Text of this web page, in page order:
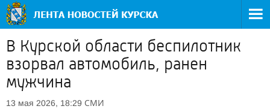
В Курской области беспилотник
взорвал автомобиль, ранен
мужчина
13 мая 2026, 18:29 СМИ